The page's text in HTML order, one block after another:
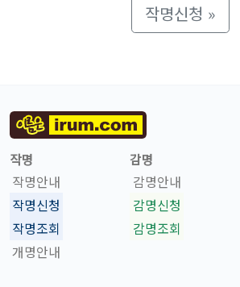
작명신청 »
작명
작명안내
작명신청
작명조회
개명안내
감명
감명안내
감명신청
감명조회